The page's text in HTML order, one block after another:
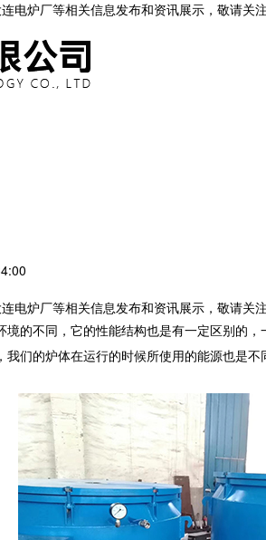
电炉厂等相关信息发布和资讯展示，敬请关注
电炉厂等相关信息发布和资讯展示，敬请关注
的不同，它的性能结构也是有一定区别的
们的炉体在运行的时候所使用的能源也是不